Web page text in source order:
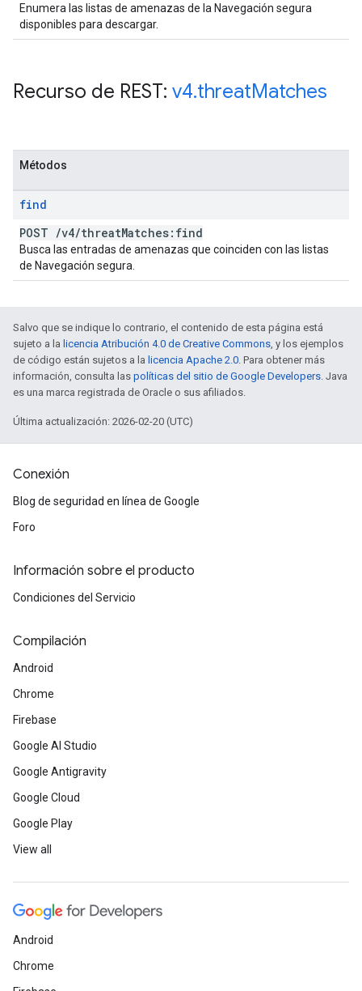
Enumera las listas de amenazas de la Navegación segura
disponibles para descargar.
Recurso de REST: v4.threatMatches
Métodos
find
POST /v4/threatMatches:find
Busca las entradas de amenazas que coinciden con las listas
de Navegación segura.
Salvo que se indique lo contrario, el contenido de esta página está
sujeto a la licencia Atribución 4.0 de Creative Commons, y los ejemplos
de código están sujetos a la licencia Apache 2.0. Para obtener más
información, consulta las políticas del sitio de Google Developers. Java
es una marca registrada de Oracle o sus afiliados.
Última actualización: 2026-02-20 (UTC)
Conexión
Blog de seguridad en línea de Google
Foro
Información sobre el producto
Condiciones del Servicio
Compilación
Android
Chrome
Firebase
Google AI Studio
Google Antigravity
Google Cloud
Google Play
View all
Android
Chrome